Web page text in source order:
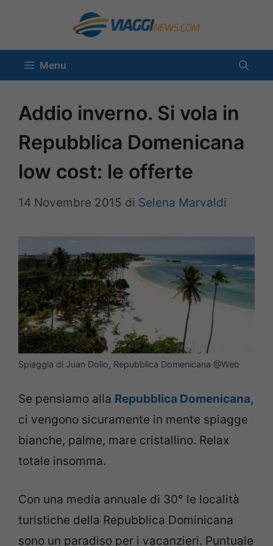
contenuto
Menu
Addio inverno. Si vola in
Repubblica Domenicana
low cost: le offerte
14 Novembre 2015 di Selena Marvaldi
Spiaggia di Juan Dolio, Repubblica Domenicana @Web
Se pensiamo alla Repubblica Domenicana,
ci vengono sicuramente in mente spiagge
bianche, palme, mare cristallino. Relax
totale insomma.
Con una media annuale di 30° le località
turistiche della Repubblica Dominicana
sono un paradiso per i vacanzieri. Puntuale